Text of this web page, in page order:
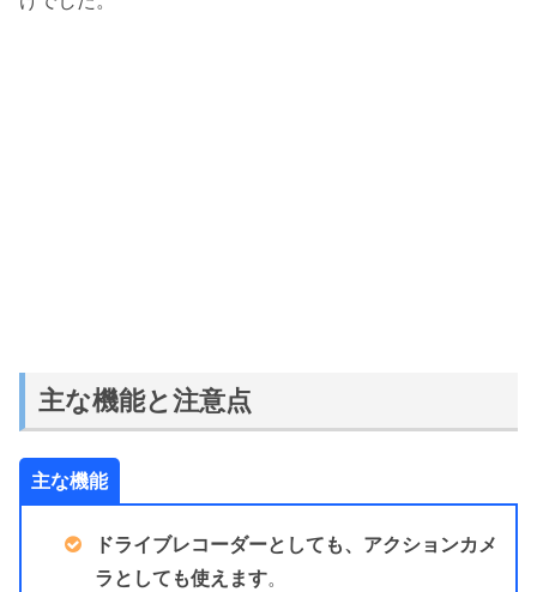
主な機能と注意点
主な機能
ドライブレコーダーとしても、アクションカメ
ラとしても使えます。